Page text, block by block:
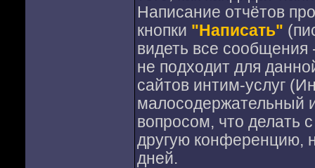
Написание отчётов
кнопки "Написать"
видеть все сообщения
не подходит для
сайтов интим-услуг
малосодержательный
вопросом, что делать
другую конференцию,
дней.